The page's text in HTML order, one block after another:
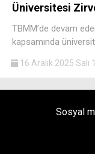
Üniversitesi
TBMM’de devam
kapsamında
16 Aralık 2025 Salı
Sosyal